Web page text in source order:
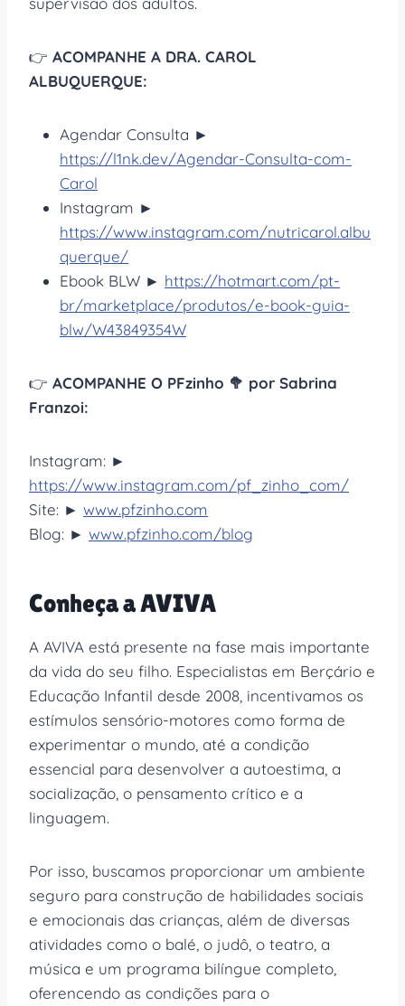
👉 ACOMPANHE A DRA. CAROL
ALBUQUERQUE:
Agendar Consulta ►
https://l1nk.dev/Agendar-Consulta-com-
Carol
Instagram ►
https://www.instagram.com/nutricarol.albu
querque/
Ebook BLW ► https://hotmart.com/pt-
br/marketplace/produtos/e-book-guia-
blw/W43849354W
👉 ACOMPANHE O PFzinho 🥦 por Sabrina
Franzoi:
Instagram: ►
https://www.instagram.com/pf_zinho_com/
Site: ► www.pfzinho.com
Blog: ► www.pfzinho.com/blog
Conheça a AVIVA
A AVIVA está presente na fase mais importante
da vida do seu filho. Especialistas em Berçário e
Educação Infantil desde 2008, incentivamos os
estímulos sensório-motores como forma de
experimentar o mundo, até a condição
essencial para desenvolver a autoestima, a
socialização, o pensamento crítico e a
linguagem.
Por isso, buscamos proporcionar um ambiente
seguro para construção de habilidades sociais
e emocionais das crianças, além de diversas
atividades como o balé, o judô, o teatro, a
música e um programa bilíngue completo,
oferencendo as condições para o